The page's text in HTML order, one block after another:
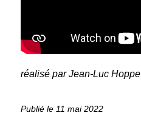
réalisé par Jean-Luc Hoppe
11 mai 2022